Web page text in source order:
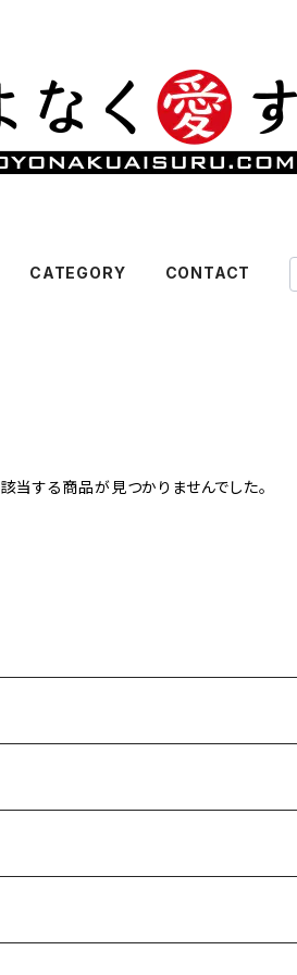
CATEGORY CONTACT
該当する商品が見つかりませんでした。